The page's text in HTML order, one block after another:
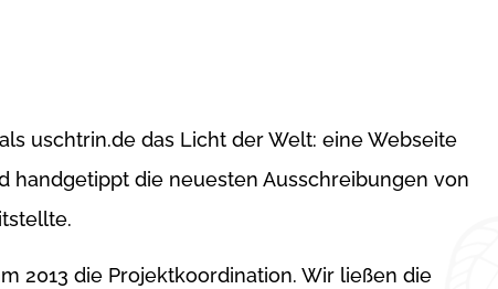
uschtrin.de das Licht der Welt: eine Webseite
handgetippt die neuesten Ausschreibungen von
2013 die Projektkoordination. Wir ließen die